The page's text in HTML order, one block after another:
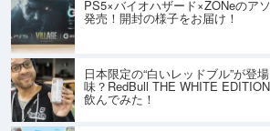
PS5×バイオハザード×ZONeのア
発売！開封の様子をお届け！
日本限定の“白いレッドブル”が登
味？RedBull THE WHITE
飲んでみた！